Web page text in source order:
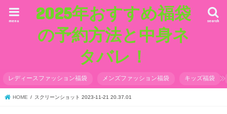
2025年おすすめ福袋
の予約方法と中身ネ
タバレ！
search
menu
レディースファッション福袋 メンズファッション福袋 キッズ福袋
HOME スクリーンショット 2023-11-21 20.37.01